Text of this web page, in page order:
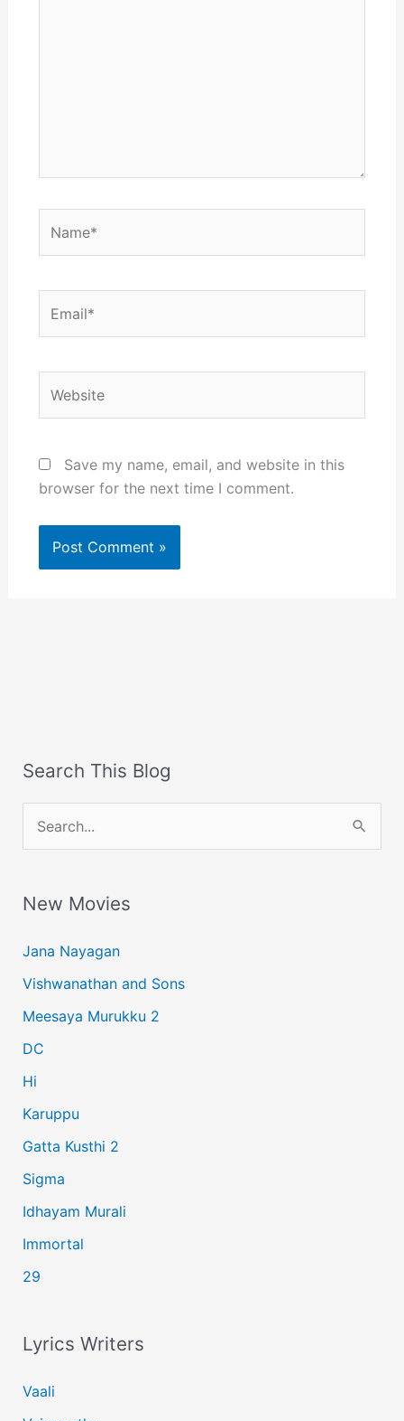
Save my name, email, and website in this
browser for the next time I comment.
Search This Blog
e
r
h
f
o
r
:
New Movies
Jana Nayagan
Vishwanathan and Sons
Meesaya Murukku 2
DC
Hi
Karuppu
Gatta Kusthi 2
Sigma
Idhayam Murali
Immortal
29
Lyrics Writers
Vaali